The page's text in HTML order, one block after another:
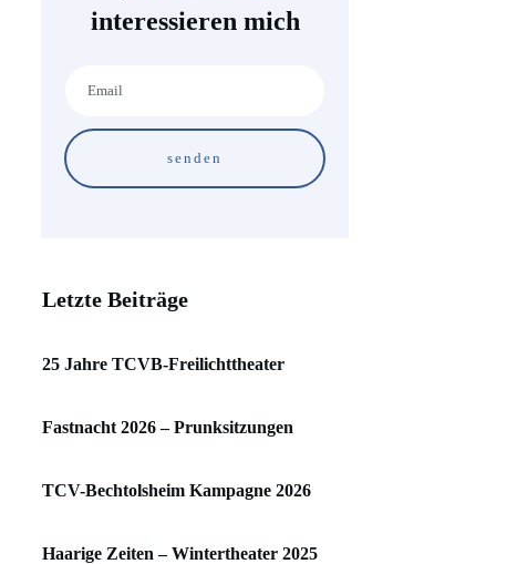
interessieren mich
senden
Letzte Beiträge
25 Jahre TCVB-Freilichttheater
Fastnacht 2026 – Prunksitzungen
TCV-Bechtolsheim Kampagne 2026
Haarige Zeiten – Wintertheater 2025